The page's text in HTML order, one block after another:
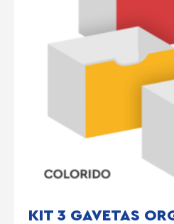
KIT 3 GAVETAS